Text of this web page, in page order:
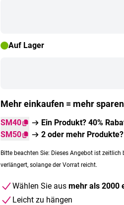
Auf Lager
Mehr einkaufen = mehr
SM40
Ein Produkt? 40%
SM50
2 oder mehr
Bitte beachten Sie: Dieses Angebot ist
verlängert, solange der Vorrat reicht.
Wählen Sie aus mehr als 2000
Leicht zu hängen